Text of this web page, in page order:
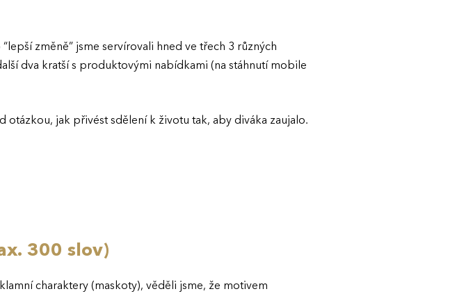
změně” jsme servírovali hned ve třech 3 různých
dva kratší s produktovými nabídkami (na stáhnutí mobile
jak přivést sdělení k životu tak, aby diváka zaujalo.
300 slov)
charaktery (maskoty), věděli jsme, že motivem